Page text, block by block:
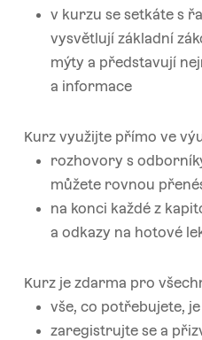
v kurzu se setkáte s
vysvětlují základní
mýty a představují
a informace
Kurz využijte přímo ve
rozhovory s
můžete rovnou
na konci každé z
a odkazy na hotové
Kurz je zdarma pro
vše, co potřebujete,
zaregistrujte se a